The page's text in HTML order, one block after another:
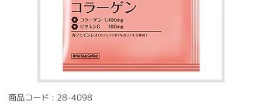
商品コード : 28-4098